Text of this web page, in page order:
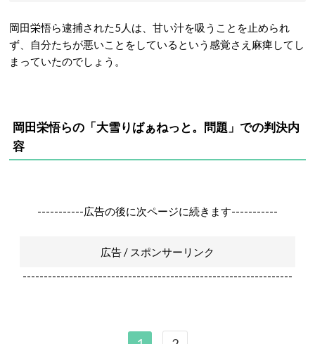
岡田栄悟ら逮捕された5人は、甘い汁を吸うことを止められ
ず、自分たちが悪いことをしているという感覚さえ麻痺してし
まっていたのでしょう。
岡田栄悟らの 「大雪りばぁねっと。問題」での判決内
容
-----------広告の後に次ページに続きます-----------
広告 / スポンサーリンク
----------------------------------------------------------------